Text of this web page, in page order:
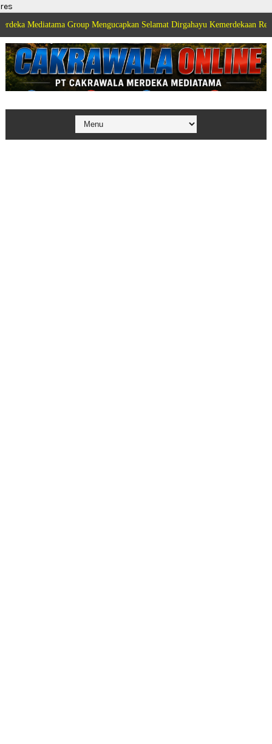
res
Group Mengucapkan Selamat Dirgahayu Kemerdekaan Republik